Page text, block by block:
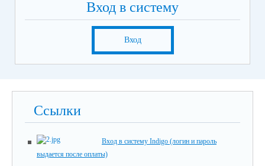
Вход в систему
Вход
Ссылки
Вход в систему Indigo (логин и пароль
выдается после оплаты)